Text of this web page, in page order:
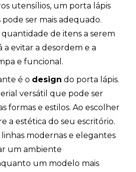
utensílios, um porta lápis
pode ser mais adequado.
quantidade de itens a serem
a evitar a desordem e a
e funcional.
é o design do porta lápis.
versátil que pode ser
formas e estilos. Ao escolher
a estética do seu escritório.
modernas e elegantes
um ambiente
um modelo mais